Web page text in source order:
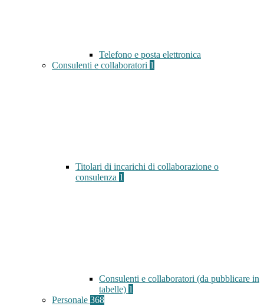
Telefono e posta elettronica
Consulenti e collaboratori 1
Titolari di incarichi di collaborazione o
consulenza 1
Consulenti e collaboratori (da pubblicare in
tabelle) 1
Personale 368